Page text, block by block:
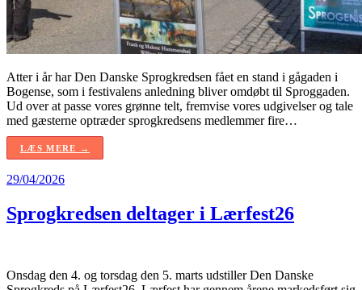
Atter i år har Den Danske Sprogkredsen fået en stand i gågaden i
Bogense, som i festivalens anledning bliver omdøbt til Sproggaden.
Ud over at passe vores grønne telt, fremvise vores udgivelser og tale
med gæsterne optræder sprogkredsens medlemmer fire…
LÆS MERE →
29/04/2026
Sprogkredsen deltager i Lærfest26
Onsdag den 4. og torsdag den 5. marts udstiller Den Danske